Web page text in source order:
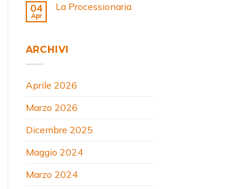
04
Apr
La Processionaria
ARCHIVI
Aprile 2026
Marzo 2026
Dicembre 2025
Maggio 2024
Marzo 2024